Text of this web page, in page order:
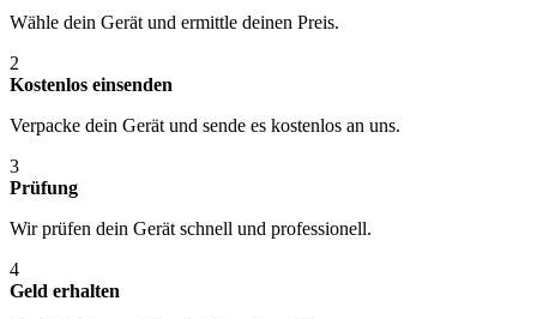
Wähle dein Gerät und ermittle deinen Preis.
2
Kostenlos einsenden
Verpacke dein Gerät und sende es kostenlos an uns.
3
Prüfung
Wir prüfen dein Gerät schnell und professionell.
4
Geld erhalten